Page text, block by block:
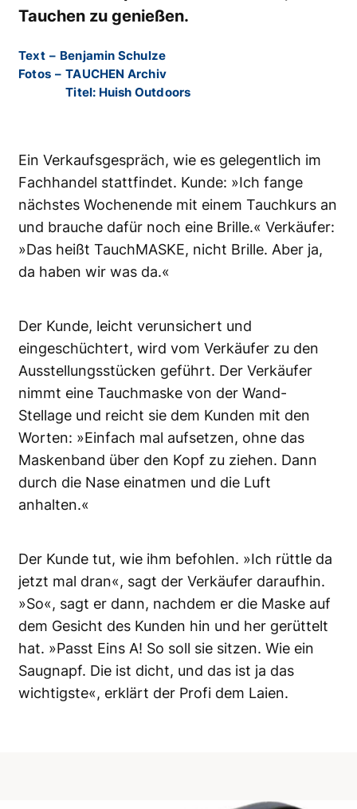
Tauchen zu genießen.
Text – Benjamin Schulze
Fotos – TAUCHEN Archiv
Titel: Huish Outdoors
Ein Verkaufsgespräch, wie es gelegentlich im
Fachhandel stattfindet. Kunde: »Ich fange
nächstes Wochenende mit einem Tauchkurs an
und brauche dafür noch eine Brille.« Verkäufer:
»Das heißt TauchMASKE, nicht Brille. Aber ja,
da haben wir was da.«
Der Kunde, leicht verunsichert und
eingeschüchtert, wird vom Verkäufer zu den
Ausstellungsstücken geführt. Der Verkäufer
nimmt eine Tauchmaske von der Wand-
Stellage und reicht sie dem Kunden mit den
Worten: »Einfach mal aufsetzen, ohne das
Maskenband über den Kopf zu ziehen. Dann
durch die Nase einatmen und die Luft
anhalten.«
Der Kunde tut, wie ihm befohlen. »Ich rüttle da
jetzt mal dran«, sagt der Verkäufer daraufhin.
»So«, sagt er dann, nachdem er die Maske auf
dem Gesicht des Kunden hin und her gerüttelt
hat. »Passt Eins A! So soll sie sitzen. Wie ein
Saugnapf. Die ist dicht, und das ist ja das
wichtigste«, erklärt der Profi dem Laien.